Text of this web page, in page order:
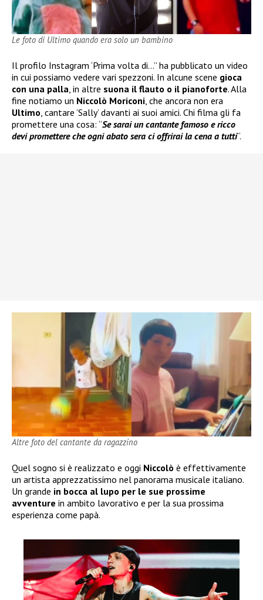
Le foto di Ultimo quando era solo un bambino
Il profilo Instagram ‘Prima volta di…” ha pubblicato un video
in cui possiamo vedere vari spezzoni. In alcune scene gioca
con una palla, in altre suona il flauto o il pianoforte. Alla
fine notiamo un Niccolò Moriconi, che ancora non era
Ultimo, cantare ‘Sally’ davanti ai suoi amici. Chi filma gli fa
promettere una cosa: “Se sarai un cantante famoso e ricco
devi promettere che ogni abato sera ci offrirai la cena a tutti“.
Altre foto del cantante da ragazzino
Quel sogno si è realizzato e oggi Niccolò è effettivamente
un artista apprezzatissimo nel panorama musicale italiano.
Un grande in bocca al lupo per le sue prossime
avventure in ambito lavorativo e per la sua prossima
esperienza come papà.